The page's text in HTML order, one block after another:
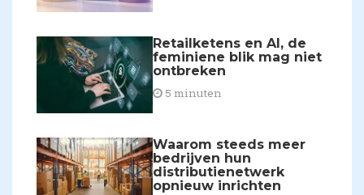
Retailketens en AI, de
feminiene blik mag niet
ontbreken
5 minuten
Waarom steeds meer
bedrijven hun
distributienetwerk
opnieuw inrichten